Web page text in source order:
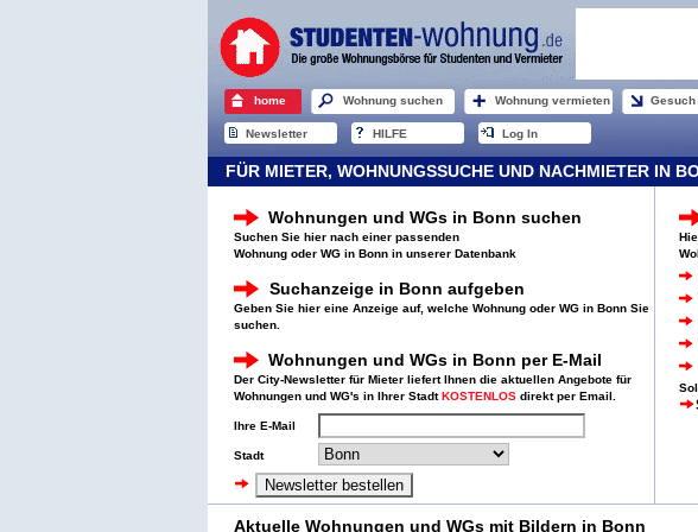
home Wohnung suchen Wohnung vermieten
Newsletter HILFE Log In
FÜR MIETER, WOHNUNGSSUCHE UND NACHMIETER IN
Wohnungen und WGs in Bonn suchen
Suchen Sie hier nach einer passenden
Wohnung oder WG in Bonn in unserer Datenbank
Suchanzeige in Bonn aufgeben
Geben Sie hier eine Anzeige auf, welche Wohnung oder WG in Bonn Sie
suchen.
Wohnungen und WGs in Bonn per E-Mail
Der City-Newsletter für Mieter liefert Ihnen die aktuellen Angebote für
Wohnungen und WG's in Ihrer StadtKOSTENLOS direkt per Email.
Ihre E-Mail
Stadt
Aktuelle Wohnungen und WGs mit Bildern in Bonn